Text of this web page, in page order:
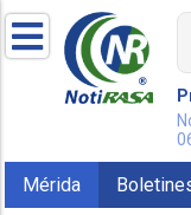
Mérida